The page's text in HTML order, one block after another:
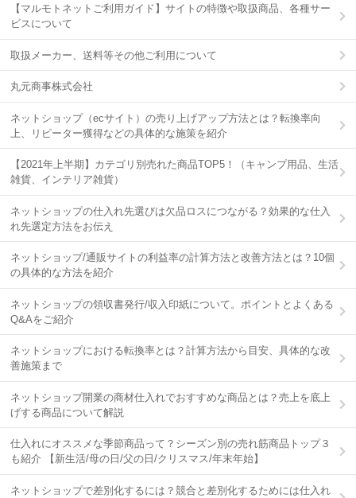
【マルモトネットご利用ガイド】サイトの特徴や取扱商品、各種サー
ビスについて
取扱メーカー、送料等その他ご利用について
丸元商事株式会社
ネットショップ（ecサイト）の売り上げアップ方法とは？転換率向
上、リピーター獲得などの具体的な施策を紹介
【2021年上半期】カテゴリ別売れた商品TOP5！（キャンプ用品、生活
雑貨、インテリア雑貨）
ネットショップの仕入れ先選びは欠品ロスにつながる？効果的な仕入
れ先選定方法をお伝え
ネットショップ/通販サイトの利益率の計算方法と改善方法とは？10個
の具体的な方法を紹介
ネットショップの領収書発行/収入印紙について。ポイントとよくある
Q&Aをご紹介
ネットショップにおける転換率とは？計算方法から目安、具体的な改
善施策まで
ネットショップ開業の商材仕入れでおすすめな商品とは？売上を底上
げする商品について解説
仕入れにオススメな季節商品って？シーズン別の売れ筋商品トップ３
も紹介 【新生活/母の日/父の日/クリスマス/年末年始】
ネットショップで差別化するには？競合と差別化するためには仕入れ